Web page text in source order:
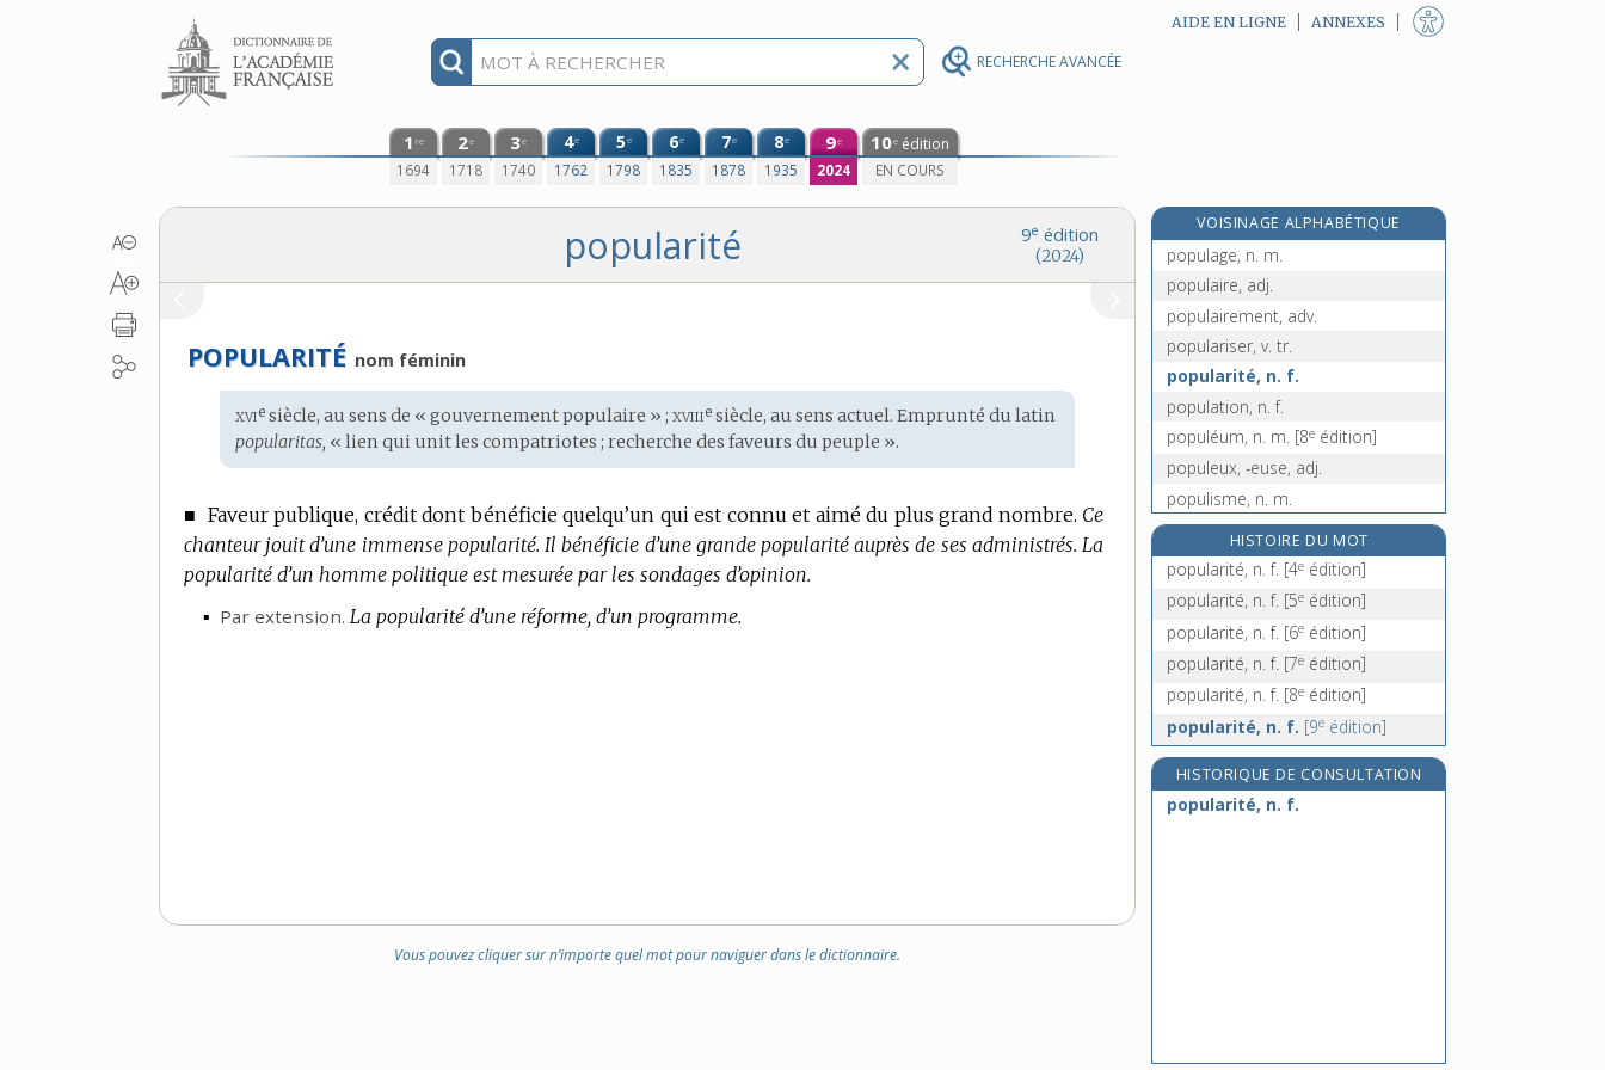
RECHERCHE AVANCÉE
Aller au contenu AIDE EN LIGNE ANNEXES
1 re
1694
2e
1718
3e
1740
4e
1762
5e
1798
6e
1835
7e
1878
8e
1935
9e
2024
10e édition
EN COURS
9e édition
(2024)
popularité
POPULARITÉ nom féminin
Étymologie
:
xvie siècle, au sens de « gouvernement populaire » ;xviiie siècle, au sens actuel. Emprunté dulatin
popularitas, « lien qui unit les compatriotes ; recherche des faveurs du peuple ».
■ Faveur publique, crédit dont bénéficie quelqu’un qui est connu et aimé du plus grand nombre. Ce
chanteur jouit d’une immense popularité. Il bénéficie d’une grande popularité auprès de ses administrés. La
popularité d’un homme politique est mesurée par les sondages d’opinion.
▪ Par extension. La popularité d’une réforme, d’un programme.
Vous pouvez cliquer sur n’importe quel mot pour naviguer dans le dictionnaire.
VOISINAGE ALPHABÉTIQUE
populacier, -ière, adj.
populage, n. m.
populaire, adj.
populairement, adv.
populariser, v. tr.
popularité, n. f.
population, n. f.
populéum, n. m. [8e édition]
populeux, -euse, adj.
populisme, n. m.
populiste, adj.
populo [I], adj.
populo [II], n. m.[6
édition]
poquet, n. m.
HISTOIRE DU MOT
popularité, n. f. [4e édition]
popularité, n. f. [5e édition]
popularité, n. f. [6e édition]
popularité, n. f. [7e édition]
popularité, n. f. [8e édition]
popularité, n. f. [9e édition]
HISTORIQUE DE CONSULTATION
popularité, n. f.